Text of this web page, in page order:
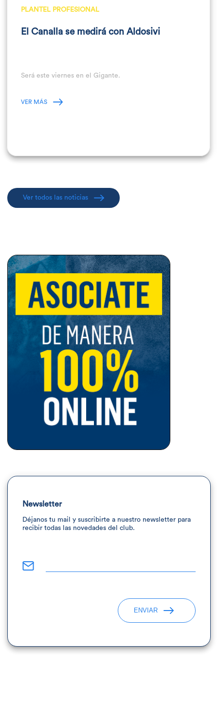
Newsletter
Déjanos tu mail y suscribirte a nuestro newsletter para
recibir todas las novedades del club.
ENVIAR
PLANTEL PROFESIONAL
El Canalla se medirá con Aldosivi
Será este viernes en el Gigante.
VER MÁS
Ver todos las noticias